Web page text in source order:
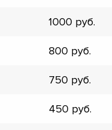
1000
800
750
450